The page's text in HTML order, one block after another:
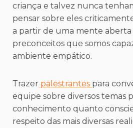
criança e talvez nunca
pensar sobre eles
a partir de uma mente aberta
preconceitos que somos
ambiente empático.
Trazer palestrantes para
equipe sobre diversos temas
conhecimento quanto
respeito das mais diversas